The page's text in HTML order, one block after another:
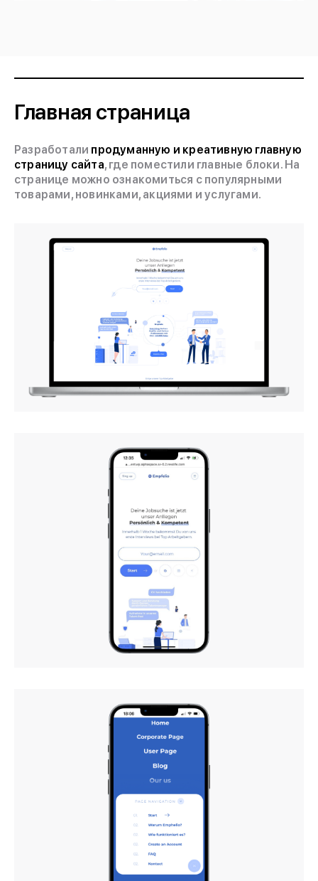
Главная страница
Разработали продуманную и креативную главную
страницу сайта, где поместили главные блоки. На
странице можно ознакомиться с популярными
товарами, новинками, акциями и услугами.